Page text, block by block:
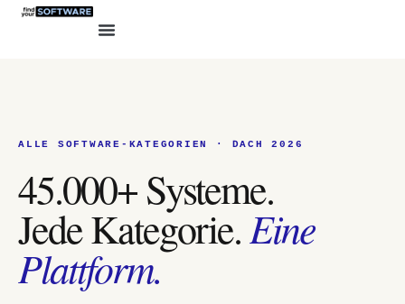
ALLE SOFTWARE-KATEGORIEN · DACH 2026
45.000+ Systeme.
Jede Kategorie.Eine
Plattform.